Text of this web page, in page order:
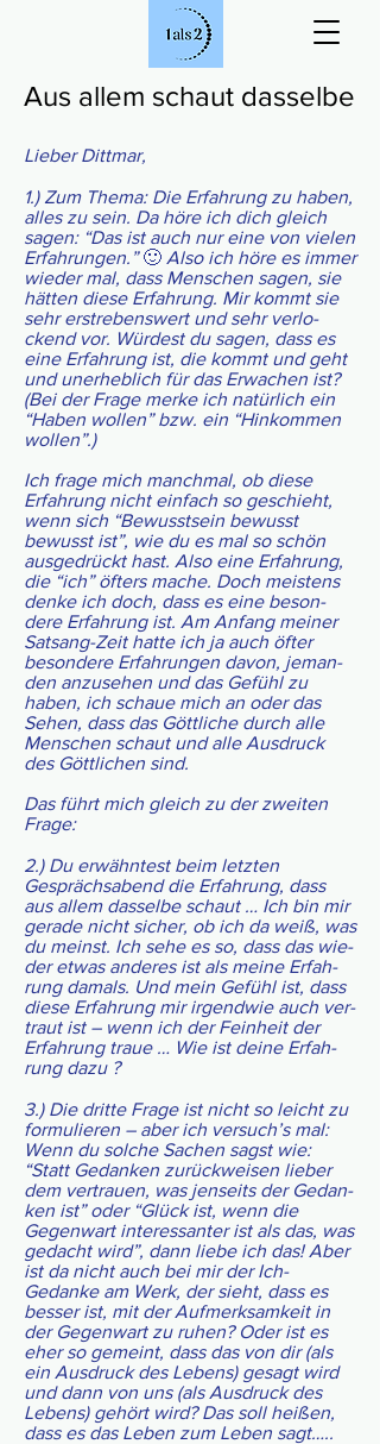
Aus allem schaut dasselbe
Lieber Dittmar,
1.) Zum Thema: Die Erfah­rung zu haben,
alles zu sein. Da höre ich dich gleich
sagen: “Das ist auch nur eine von vie­len
Erfah­run­gen.”🙂 Also ich höre es immer
wie­der mal, dass Men­schen sagen, sie
hät­ten diese Erfah­rung. Mir kommt sie
sehr erstre­bens­wert und sehr ver­lo­
ckend vor. Wür­dest du sagen, dass es
eine Erfah­rung ist, die kommt und geht
und uner­heb­lich für das Erwa­chen ist?
(Bei der Frage merke ich natür­lich ein
“Haben wol­len” bzw. ein “Hin­kom­men
wollen”.)
Ich frage mich manch­mal, ob diese
Erfah­rung nicht ein­fach so geschieht,
wenn sich “Bewusst­sein bewusst
bewusst ist”, wie du es mal so schön
aus­ge­drückt hast. Also eine Erfah­rung,
die “ich” öfters mache. Doch meis­tens
denke ich doch, dass es eine beson­
dere Erfah­rung ist. Am Anfang meiner
Sat­sang-Zeit hatte ich ja auch öfter
beson­dere Erfah­run­gen davon, jeman­
den anzu­se­hen und das Gefühl zu
haben, ich schaue mich an oder das
Sehen, dass das Gött­li­che durch alle
Men­schen schaut und alle Aus­druck
des Gött­lichen sind.
Das führt mich gleich zu der zwei­ten
Frage:
2.) Du erwähn­test beim letz­ten
Gesprächs­abend die Erfah­rung, dass
aus allem das­selbe schaut … Ich bin mir
gerade nicht sicher, ob ich da weiß, was
du meinst. Ich sehe es so, dass das wie­
der etwas ande­res ist als meine Erfah­
rung damals. Und mein Gefühl ist, dass
diese Erfah­rung mir irgend­wie auch ver­
traut ist – wenn ich der Fein­heit der
Erfah­rung traue … Wie ist deine Erfah­
rung dazu ?
3.) Die dritte Frage ist nicht so leicht zu
for­mu­lie­ren – aber ich ver­such’s mal:
Wenn du sol­che Sachen sagst wie:
“Statt Gedan­ken zurück­wei­sen lie­ber
dem ver­trauen, was jen­seits der Gedan­
ken ist” oder “Glück ist, wenn die
Gegen­wart inte­res­san­ter ist als das, was
gedacht wird”, dann liebe ich das! Aber
ist da nicht auch bei mir der Ich-
Gedanke am Werk, der sieht, dass es
bes­ser ist, mit der Auf­merk­samk­eit in
der Gege­nwart zu ruhen? Oder ist es
eher so gemeint, dass das von dir (als
ein Aus­druck des Lebens) gesagt wird
und dann von uns (als Aus­druck des
Lebens) gehört wird? Das soll hei­ßen,
dass es das Leben zum Leben sagt…..